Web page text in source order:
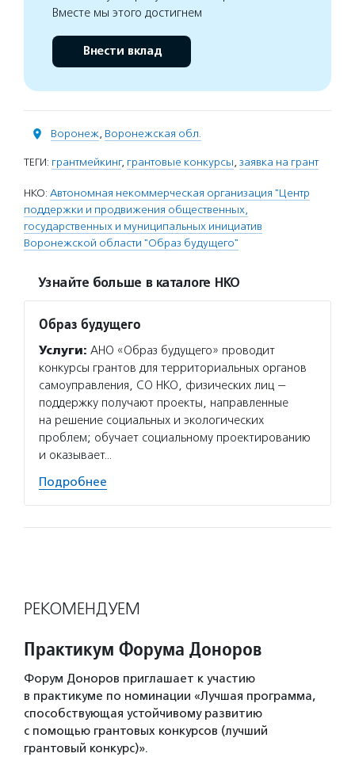
Вместе мы этого достигнем
Внести вклад
Воронеж, Воронежская обл.
ТЕГИ: грантмейкинг, грантовые конкурсы, заявка на грант
НКО: Автономная некоммерческая организация "Центр
поддержки и продвижения общественных,
государственных и муниципальных инициатив
Воронежской области "Образ будущего"
Узнайте больше в каталоге НКО
Образ будущего
Услуги: АНО «Образ будущего» проводит
конкурсы грантов для территориальных органов
самоуправления, СО НКО, физических лиц —
поддержку получают проекты, направленные
на решение социальных и экологических
проблем; обучает социальному проектированию
и оказывает…
Подробнее
РЕКОМЕНДУЕМ
Практикум Форума Доноров
Форум Доноров приглашает к участию
в практикуме по номинации «Лучшая программа,
способствующая устойчивому развитию
с помощью грантовых конкурсов (лучший
грантовый конкурс)».